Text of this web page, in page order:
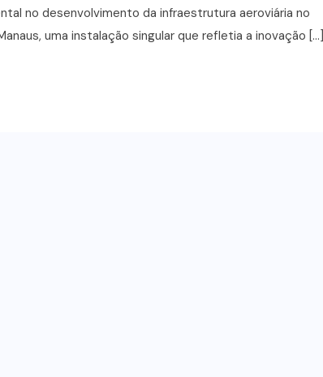
no desenvolvimento da infraestrutura aeroviária no
uma instalação singular que refletia a inovação […]